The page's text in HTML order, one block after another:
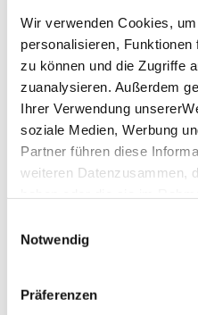
Wir verwenden Cookies,
personalisieren,
zu können und die Zugriffe
zuanalysieren. Außerdem
Ihrer Verwendung
soziale Medien, Werbung
Partner führen diese
weiteren Datenzusammen,
Impressum
Notwendig
Präferenzen
keine
Sprache: deutsch
Endpunkt der Tour:
Rollstuhlfreundlich
Bitte beachten Sie: Ein
für die Tour umgewandelt
auf Souvenir- und
Ausgenommen Tickets &
Weitere Termine der Tour